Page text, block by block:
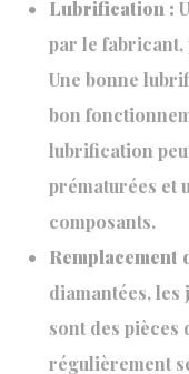
Lubrification :
par le
Une bonne
bon
lubrification
prématurées et
composants.
Remplacement
diamantées,
sont des pièces
régulièrement